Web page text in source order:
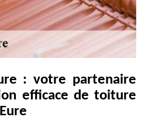
: votre partenaire
efficace de toiture